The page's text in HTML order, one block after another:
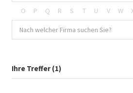
O P Q R S T U V W
Ihre Treffer (1)